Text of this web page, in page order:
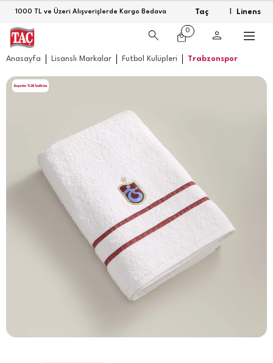
1000 TL ve Üzeri Alışverişlerde Kargo Bedava Taç Linens
0
Anasayfa Lisanslı Markalar Futbol Kulüpleri Trabzonspor